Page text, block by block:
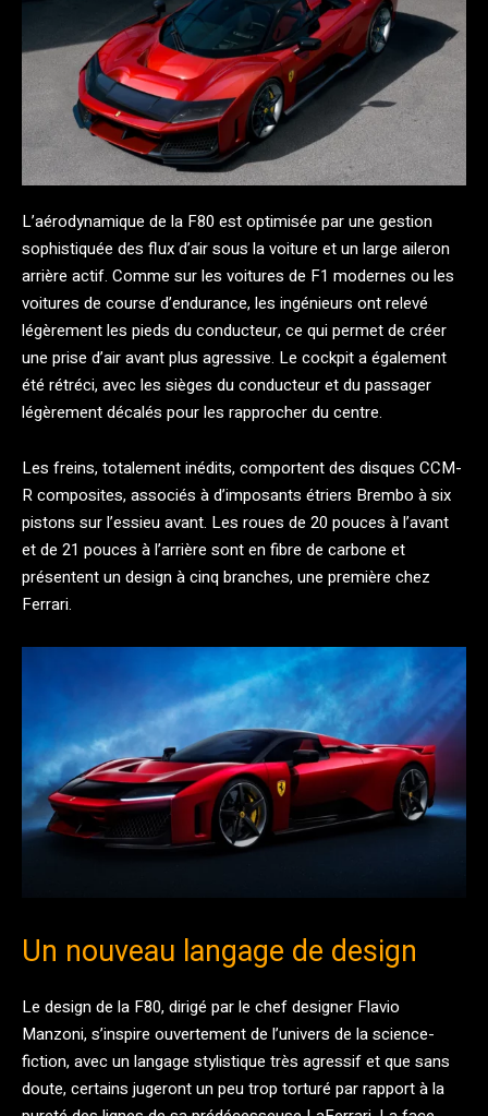
L’aérodynamique de la F80 est optimisée par une gestion
sophistiquée des flux d’air sous la voiture et un large aileron
arrière actif. Comme sur les voitures de F1 modernes ou les
voitures de course d’endurance, les ingénieurs ont relevé
légèrement les pieds du conducteur, ce qui permet de créer
une prise d’air avant plus agressive. Le cockpit a également
été rétréci, avec les sièges du conducteur et du passager
légèrement décalés pour les rapprocher du centre.
Les freins, totalement inédits, comportent des disques CCM-
R composites, associés à d’imposants étriers Brembo à six
pistons sur l’essieu avant. Les roues de 20 pouces à l’avant
et de 21 pouces à l’arrière sont en fibre de carbone et
présentent un design à cinq branches, une première chez
Ferrari.
Un nouveau langage de design
Le design de la F80, dirigé par le chef designer Flavio
Manzoni, s’inspire ouvertement de l’univers de la science-
fiction, avec un langage stylistique très agressif et que sans
doute, certains jugeront un peu trop torturé par rapport à la